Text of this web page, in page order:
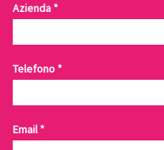
Azienda*
Telefono*
Email*